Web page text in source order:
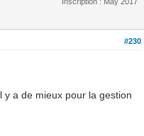
#230
a de mieux pour la gestion